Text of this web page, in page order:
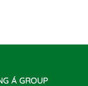
Á GROUP